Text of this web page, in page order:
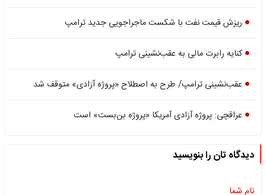
ریزش قیمت نفت با شکست ماجراجویی جدید ترامپ
کنایه رابرت مالی به عقب‌نشینی ترامپ
عقب‌نشینی ترامپ/ طرح به اصطلاح «پروژه آزادی» متوقف شد
عراقچی: پروژه آزادی آمریکا «پروژه بن‌بست» است
دیدگاه تان را بنویسید
نام شما